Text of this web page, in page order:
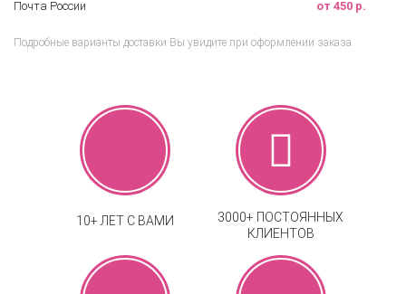
Почта России
от 450 р.
Подробные варианты доставки Вы увидите при оформлении заказа
10+ ЛЕТ С ВАМИ
3000+ ПОСТОЯННЫХ
КЛИЕНТОВ